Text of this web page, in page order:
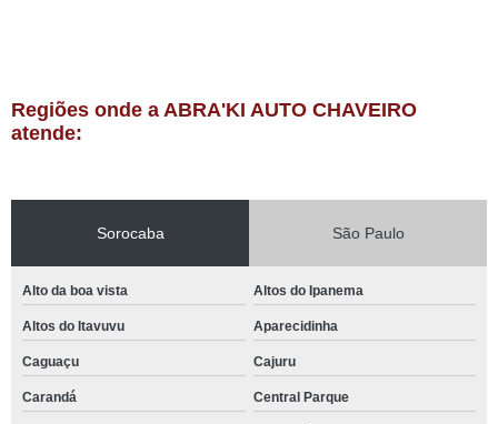
Regiões onde a ABRA'KI AUTO CHAVEIRO
atende:
Sorocaba São Paulo
Alto da boa vista Altos do Ipanema
Altos do Itavuvu Aparecidinha
Caguaçu Cajuru
Carandá Central Parque